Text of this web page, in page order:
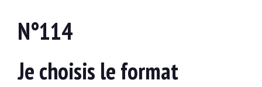
N°114
Je choisis le format